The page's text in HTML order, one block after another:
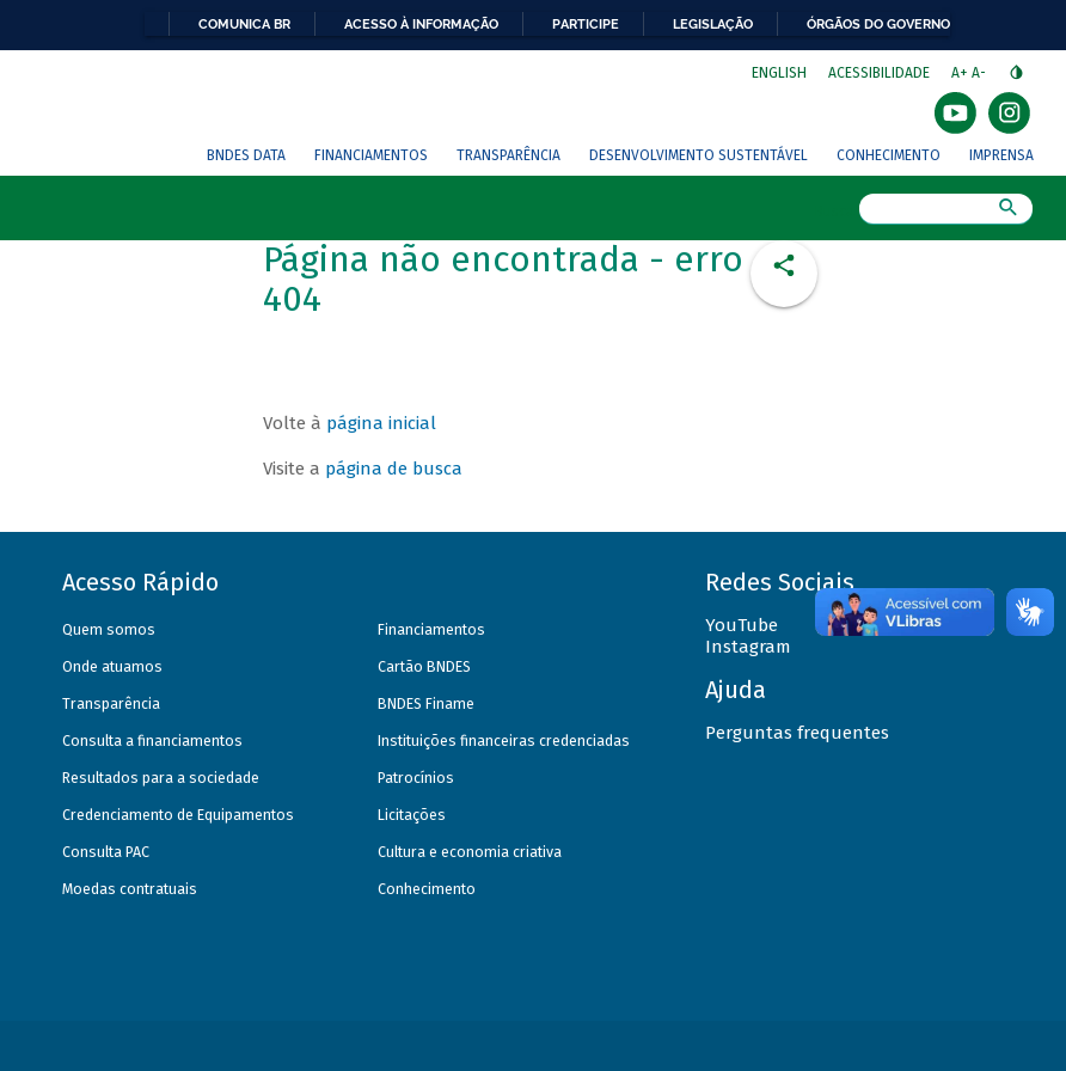
COMUNICA BR ACESSO À INFORMAÇÃO PARTICIPE LEGISLAÇÃO ÓRGÃOS DO GOVERNO
ENGLISH ACESSIBILIDADE A+ A-
BNDES DATA FINANCIAMENTOS TRANSPARÊNCIA DESENVOLVIMENTO SUSTENTÁVEL CONHECIMENTO IMPRENSA
Página não encontrada - erro
404
Volte à página inicial
Visite a página de busca
Acesso Rápido
Quem somos
Onde atuamos
Transparência
Consulta a financiamentos
Resultados para a sociedade
Credenciamento de Equipamentos
Consulta PAC
Moedas contratuais
Financiamentos
Cartão BNDES
BNDES Finame
Instituições financeiras credenciadas
Patrocínios
Licitações
Cultura e economia criativa
Conhecimento
Redes Sociais
YouTube
Instagram
Ajuda
Perguntas frequentes